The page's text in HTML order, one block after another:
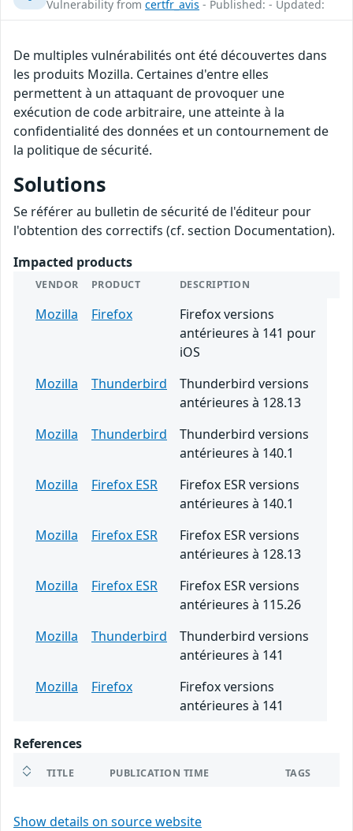
Vulnerability from certfr_avis - Published: - Updated:
De multiples vulnérabilités ont été découvertes dans
les produits Mozilla. Certaines d'entre elles
permettent à un attaquant de provoquer une
exécution de code arbitraire, une atteinte à la
confidentialité des données et un contournement de
la politique de sécurité.
Solutions
Se référer au bulletin de sécurité de l'éditeur pour
l'obtention des correctifs (cf. section Documentation).
Impacted products
VENDOR PRODUCT DESCRIPTION
Mozilla Firefox
Firefox versions
antérieures à 141 pour
iOS
Mozilla
Thunderbird
Thunderbird versions
antérieures à 128.13
Mozilla
Thunderbird
Thunderbird versions
antérieures à 140.1
Mozilla
Firefox ESR
Firefox ESR versions
antérieures à 140.1
Mozilla
Firefox ESR
Firefox ESR versions
antérieures à 128.13
Mozilla
Firefox ESR
Firefox ESR versions
antérieures à 115.26
Mozilla
Thunderbird
Thunderbird versions
antérieures à 141
Mozilla
Firefox
Firefox versions
antérieures à 141
References
TITLE PUBLICATION TIME TAGS
Show details on source website